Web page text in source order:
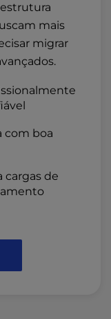
mais
migrar
com boa
cargas de